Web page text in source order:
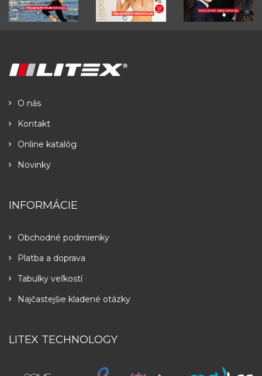
O nás
Kontakt
Online katalóg
Novinky
INFORMÁCIE
Obchodné podmienky
Platba a doprava
Tabulky veľkostí
Najčastejšie kladené otázky
LITEX TECHNOLOGY